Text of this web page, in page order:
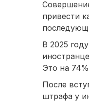
привести
В 2025
Это на
После
штрафа у